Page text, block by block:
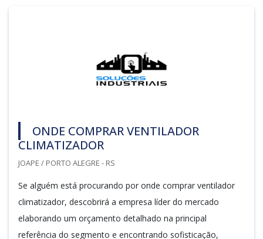
ONDE COMPRAR VENTILADOR
CLIMATIZADOR
JOAPE / PORTO ALEGRE - RS
Se alguém está procurando por onde comprar ventilador
climatizador, descobrirá a empresa líder do mercado
elaborando um orçamento detalhado na principal
referência do segmento e encontrando sofisticação,